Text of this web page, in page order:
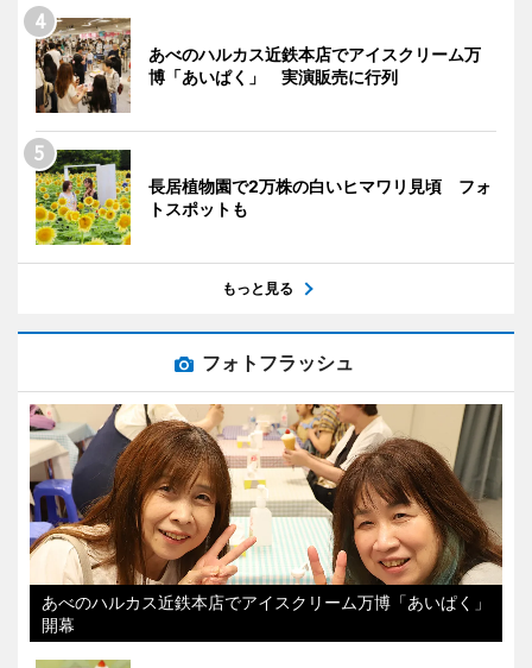
あべのハルカス近鉄本店でアイスクリーム万
博「あいぱく」 実演販売に行列
長居植物園で2万株の白いヒマワリ見頃 フォ
トスポットも
もっと見る
フォトフラッシュ
あべのハルカス近鉄本店でアイスクリーム万博「あいぱく」
開幕